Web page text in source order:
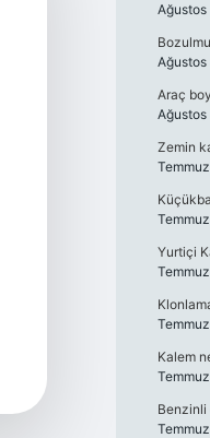
Ağustos
Araç
Zemin
Yurtiçi
Kalem
Benzinli